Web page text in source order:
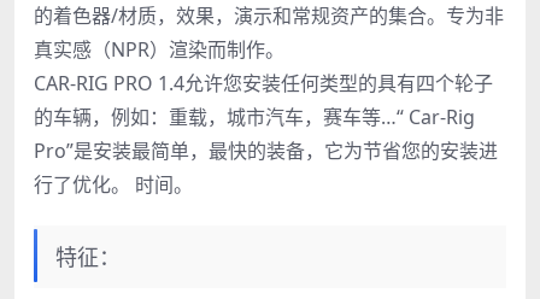
的着色器/材质，效果，演示和常规资产的集合。专为非
真实感（NPR）渲染而制作。
CAR-RIG PRO 1.4允许您安装任何类型的具有四个轮子
的车辆，例如：重载，城市汽车，赛车等…“ Car-Rig
Pro”是安装最简单，最快的装备，它为节省您的安装进
行了优化。 时间。
特征：